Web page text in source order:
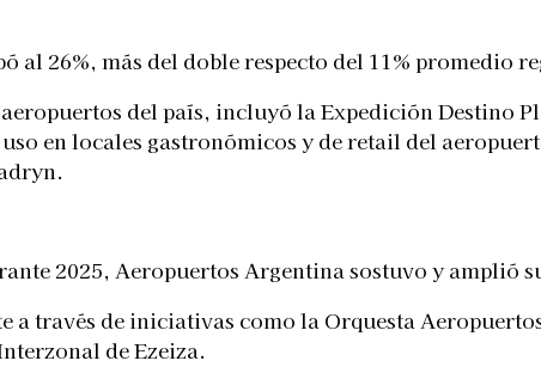
al 26%, más del doble respecto del 11% promedio
del país, incluyó la Expedición Destino
en locales gastronómicos y de retail del
2025, Aeropuertos Argentina sostuvo y amplió
a través de iniciativas como la Orquesta
de Ezeiza.